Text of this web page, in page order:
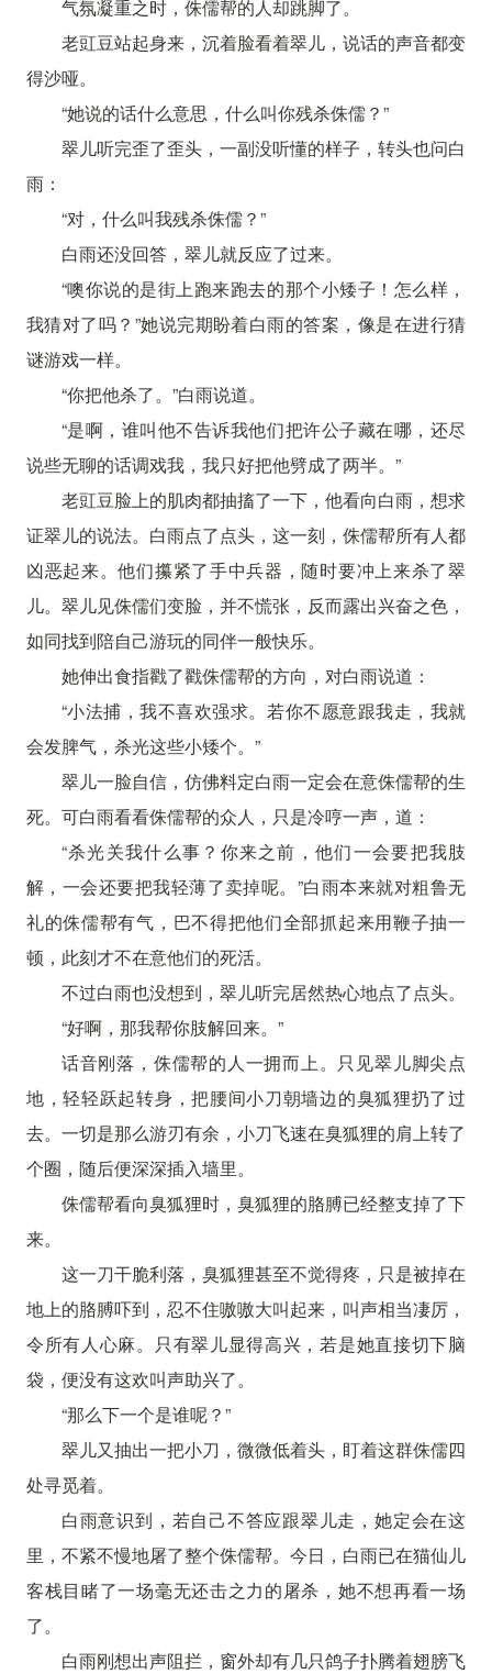
气氛凝重之时，侏儒帮的人却跳脚了。
老豇豆站起身来，沉着脸看着翠儿，说话的声音都变
得沙哑。
“她说的话什么意思，什么叫你残杀侏儒？”
翠儿听完歪了歪头，一副没听懂的样子，转头也问白
雨：
“对，什么叫我残杀侏儒？”
白雨还没回答，翠儿就反应了过来。
“噢你说的是街上跑来跑去的那个小矮子！怎么样，
我猜对了吗？”她说完期盼着白雨的答案，像是在进行猜
谜游戏一样。
“你把他杀了。”白雨说道。
“是啊，谁叫他不告诉我他们把许公子藏在哪，还尽
说些无聊的话调戏我，我只好把他劈成了两半。”
老豇豆脸上的肌肉都抽搐了一下，他看向白雨，想求
证翠儿的说法。白雨点了点头，这一刻，侏儒帮所有人都
凶恶起来。他们攥紧了手中兵器，随时要冲上来杀了翠
儿。翠儿见侏儒们变脸，并不慌张，反而露出兴奋之色，
如同找到陪自己游玩的同伴一般快乐。
她伸出食指戳了戳侏儒帮的方向，对白雨说道：
“小法捕，我不喜欢强求。若你不愿意跟我走，我就
会发脾气，杀光这些小矮个。”
翠儿一脸自信，仿佛料定白雨一定会在意侏儒帮的生
死。可白雨看看侏儒帮的众人，只是冷哼一声，道：
“杀光关我什么事？你来之前，他们一会要把我肢
解，一会还要把我轻薄了卖掉呢。”白雨本来就对粗鲁无
礼的侏儒帮有气，巴不得把他们全部抓起来用鞭子抽一
顿，此刻才不在意他们的死活。
不过白雨也没想到，翠儿听完居然热心地点了点头。
“好啊，那我帮你肢解回来。”
话音刚落，侏儒帮的人一拥而上。只见翠儿脚尖点
地，轻轻跃起转身，把腰间小刀朝墙边的臭狐狸扔了过
去。一切是那么游刃有余，小刀飞速在臭狐狸的肩上转了
个圈，随后便深深插入墙里。
侏儒帮看向臭狐狸时，臭狐狸的胳膊已经整支掉了下
来。
这一刀干脆利落，臭狐狸甚至不觉得疼，只是被掉在
地上的胳膊吓到，忍不住嗷嗷大叫起来，叫声相当凄厉，
令所有人心麻。只有翠儿显得高兴，若是她直接切下脑
袋，便没有这欢叫声助兴了。
“那么下一个是谁呢？”
翠儿又抽出一把小刀，微微低着头，盯着这群侏儒四
处寻觅着。
白雨意识到，若自己不答应跟翠儿走，她定会在这
里，不紧不慢地屠了整个侏儒帮。今日，白雨已在猫仙儿
客栈目睹了一场毫无还击之力的屠杀，她不想再看一场
了。
白雨刚想出声阻拦，窗外却有几只鸽子扑腾着翅膀飞